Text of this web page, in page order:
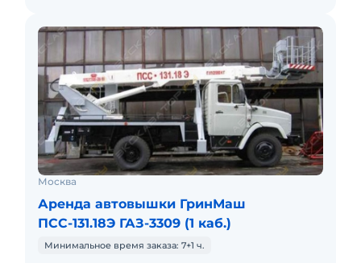
Москва
Аренда автовышки ГринМаш
ПСС-131.18Э ГАЗ-3309 (1 каб.)
Минимальное время заказа: 7+1 ч.